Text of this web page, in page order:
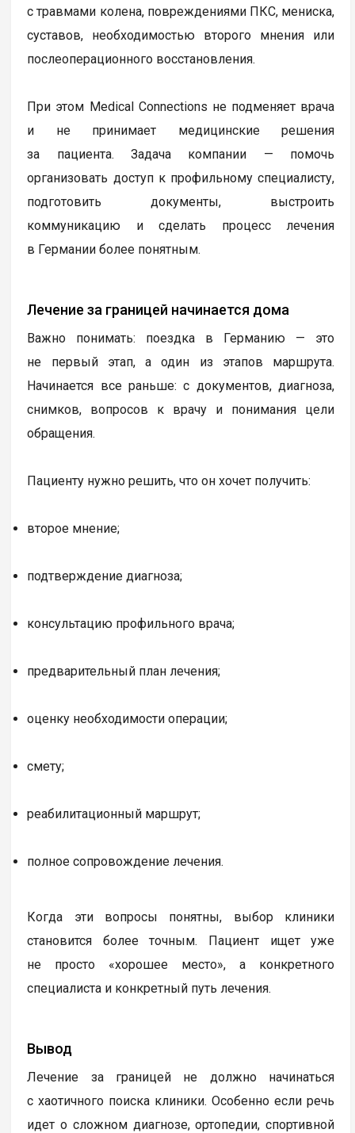
с травмами колена, повреждениями ПКС, мениска,
суставов, необходимостью второго мнения или
послеоперационного восстановления.
При этом Medical Connections не подменяет врача
и не принимает медицинские решения
за пациента. Задача компании — помочь
организовать доступ к профильному специалисту,
подготовить документы, выстроить
коммуникацию и сделать процесс лечения
в Германии более понятным.
Лечение за границей начинается дома
Важно понимать: поездка в Германию — это
не первый этап, а один из этапов маршрута.
Начинается все раньше: с документов, диагноза,
снимков, вопросов к врачу и понимания цели
обращения.
Пациенту нужно решить, что он хочет получить:
второе мнение;
подтверждение диагноза;
консультацию профильного врача;
предварительный план лечения;
оценку необходимости операции;
смету;
реабилитационный маршрут;
полное сопровождение лечения.
Когда эти вопросы понятны, выбор клиники
становится более точным. Пациент ищет уже
не просто «хорошее место», а конкретного
специалиста и конкретный путь лечения.
Вывод
Лечение за границей не должно начинаться
с хаотичного поиска клиники. Особенно если речь
идет о сложном диагнозе, ортопедии, спортивной